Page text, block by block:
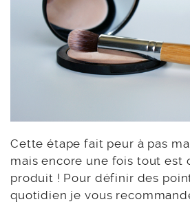
Cette étape fait peur à pas
mais encore une fois tout est
produit ! Pour définir des
quotidien je vous